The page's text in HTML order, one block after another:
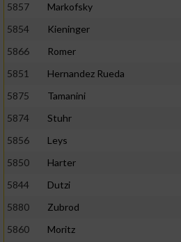
5857
Markofsky
5854
Kieninger
5866
Romer
5851
Hernandez Rueda
5875
Tamanini
5874
Stuhr
5856
Leys
5850
Harter
5844
Dutzi
5880
Zubrod
5860
Moritz